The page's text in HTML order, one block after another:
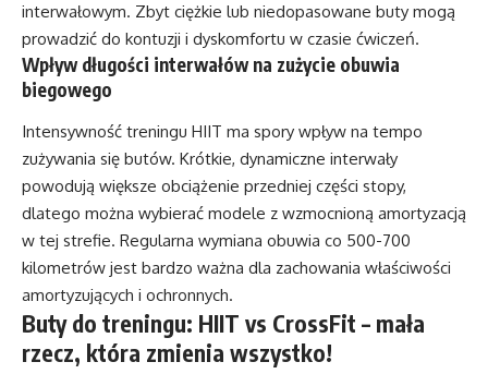
interwałowym. Zbyt ciężkie lub niedopasowane buty mogą
prowadzić do kontuzji i dyskomfortu w czasie ćwiczeń.
Wpływ długości interwałów na zużycie obuwia
biegowego
Intensywność treningu HIIT ma spory wpływ na tempo
zużywania się butów. Krótkie, dynamiczne interwały
powodują większe obciążenie przedniej części stopy,
dlatego można wybierać modele z wzmocnioną amortyzacją
w tej strefie. Regularna wymiana obuwia co 500-700
kilometrów jest bardzo ważna dla zachowania właściwości
amortyzujących i ochronnych.
Buty do treningu: HIIT vs CrossFit – mała
rzecz, która zmienia wszystko!